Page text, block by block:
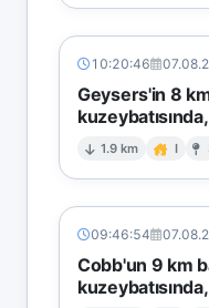
10:20:46
Geysers'in 8
1.9 km I
09:46:54
Cobb'un 9 km